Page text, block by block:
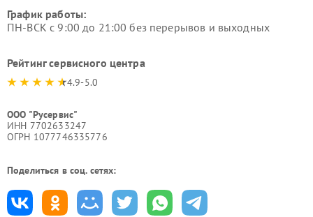
График работы:
ПН-ВСК с 9:00 до 21:00 без перерывов и выходных
Рейтинг сервисного центра
4.9-5.0
ООО "Русервис"
ИНН 7702633247
ОГРН 1077746335776
Поделиться в соц. сетях: